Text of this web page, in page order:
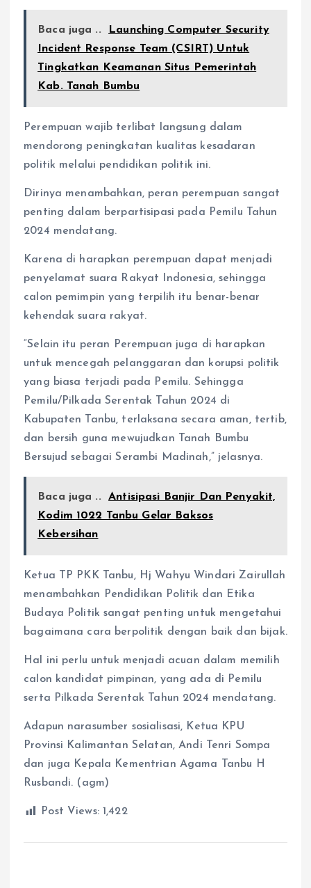
Baca juga ..
Launching Computer Security
Incident Response Team (CSIRT) Untuk
Tingkatkan Keamanan Situs Pemerintah
Kab. Tanah Bumbu
Perempuan wajib terlibat langsung dalam
mendorong peningkatan kualitas kesadaran
politik melalui pendidikan politik ini.
Dirinya menambahkan, peran perempuan sangat
penting dalam berpartisipasi pada Pemilu Tahun
2024 mendatang.
Karena di harapkan perempuan dapat menjadi
penyelamat suara Rakyat Indonesia, sehingga
calon pemimpin yang terpilih itu benar-benar
kehendak suara rakyat.
“Selain itu peran Perempuan juga di harapkan
untuk mencegah pelanggaran dan korupsi politik
yang biasa terjadi pada Pemilu. Sehingga
Pemilu/Pilkada Serentak Tahun 2024 di
Kabupaten Tanbu, terlaksana secara aman, tertib,
dan bersih guna mewujudkan Tanah Bumbu
Bersujud sebagai Serambi Madinah,” jelasnya.
Baca juga ..
Antisipasi Banjir Dan Penyakit,
Kodim 1022 Tanbu Gelar Baksos
Kebersihan
Ketua TP PKK Tanbu, Hj Wahyu Windari Zairullah
menambahkan Pendidikan Politik dan Etika
Budaya Politik sangat penting untuk mengetahui
bagaimana cara berpolitik dengan baik dan bijak.
Hal ini perlu untuk menjadi acuan dalam memilih
calon kandidat pimpinan, yang ada di Pemilu
serta Pilkada Serentak Tahun 2024 mendatang.
Adapun narasumber sosialisasi, Ketua KPU
Provinsi Kalimantan Selatan, Andi Tenri Sompa
dan juga Kepala Kementrian Agama Tanbu H
Rusbandi. (agm)
Post Views: 1,422